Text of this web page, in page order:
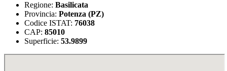
Regione: Basilicata
Provincia: Potenza (PZ)
Codice ISTAT: 76038
CAP: 85010
Superficie: 53.9899